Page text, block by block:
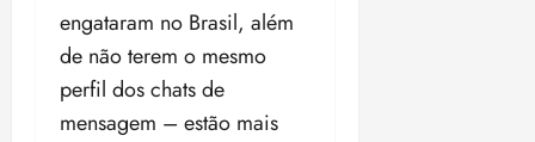
engataram no Brasil, além
de não terem o mesmo
perfil dos chats de
mensagem – estão mais